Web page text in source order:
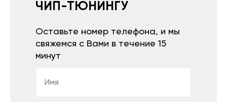
ЧИП-ТЮНИНГУ
Оставьте номер телефона, и мы
свяжемся с Вами в течение 15
минут